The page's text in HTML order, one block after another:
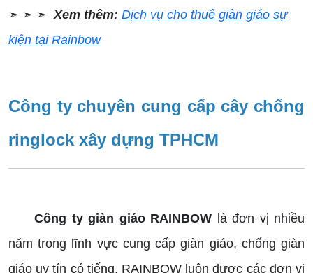
➣ ➣ ➣Xem thêm: Dịch vụ cho thuê giàn giáo sự
kiện tại Rainbow
Công ty chuyên cung cấp cây chống
ringlock xây dựng TPHCM
Công ty giàn giáo RAINBOW là đơn vị nhiều
năm trong lĩnh vực cung cấp giàn giáo, chống giàn
giáo uy tín có tiếng. RAINBOW luôn được các đơn vị